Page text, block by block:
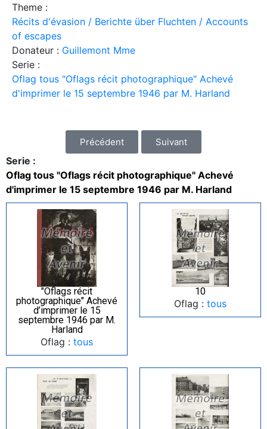
Theme :
Récits d'évasion / Berichte über Fluchten / Accounts
of escapes
Donateur : Guillemont Mme
Serie :
Oflag tous "Oflags récit photographique" Achevé
d'imprimer le 15 septembre 1946 par M. Harland
Précédent Suivant
Serie :
Oflag tous "Oflags récit photographique" Achevé
d'imprimer le 15 septembre 1946 par M. Harland
"Oflags récit
photographique" Achevé
d’imprimer le 15
septembre 1946 par M.
Harland
Oflag : tous
10
Oflag : tous